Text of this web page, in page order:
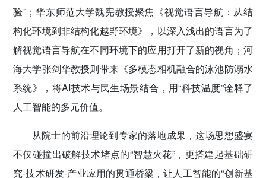
验”；华东师范大学魏宪教授聚焦《视觉语言导航：从结
构化环境到非结构化越野环境》，以深入浅出的语言为了
解视觉语言导航在不同环境下的应用打开了新的视角；河
海大学张剑华教授则带来《多模态相机融合的泳池防溺水
系统》，将AI技术与民生场景结合，用“科技温度”诠释了
人工智能的多元价值。
从院士的前沿理论到专家的落地成果，这场思想盛宴
不仅碰撞出破解技术堵点的“智慧火花”，更搭建起基础研
究-技术研发-产业应用的贯通桥梁，让人工智能的“创新基